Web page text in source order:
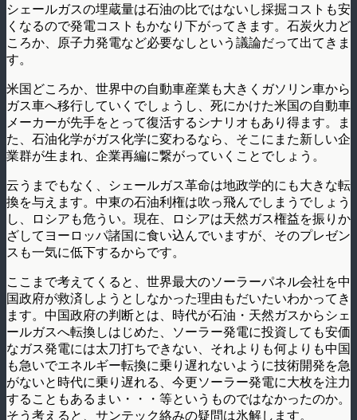
シェールガスの埋蔵量は石油の比ではないし採掘コストも安
くなるので発電コストもかなり下がってきます。石炭火力ど
ころか、原子力発電など必要なしという議論だって出てきま
す。
米国どころか、世界中の自動車産業も大きくガソリン車から
ガス車へ移行していくでしょうし、死にかけた米国の自動車
メーカーが先手をとって復活するシナリオもあり得ます。ま
た、石油化学がガス化学に変わるなら、そこにまた新しい企
業群が生まれ、企業再編に繋がっていくことでしょう。
云うまでもなく、シェールガス革命は地政学的にも大きな転
換を与えます。中東の石油利権は吹っ飛んでしまうでしょう
し、ロシアも危うい。現在、ロシアは天然ガス権益を振りか
ざしてヨーロッパ諸国に食い込んでいますが、そのプレゼン
スも一気に低下するからです。
ここまで考えてくると、世界最大のソーラーパネル会社を中
国政府が救済しようとしなかった理由もだいたいわかってき
ます。中国政府の判断とは、時代が石油・天然ガスからシェ
ールガスへ転換しはじめた、ソーラー発電に投資しても安価
なガス発電には太刀打ちできない、それよりも何よりも中国
も急いでエネルギー転換に乗り遅れないように技術開発を急
がないと時代に乗り遅れる、今更ソーラー発電に大枚を注力
することもあるまい・・・等というものではなかったのか。
そう考えると、サンテック絡みの疑問は氷解します。